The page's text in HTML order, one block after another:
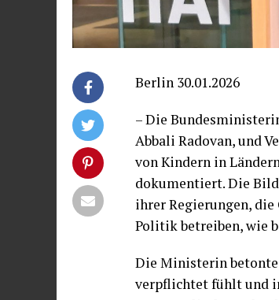
Berlin 30.01.2026
– Die
Abbali Radovan, und
von Kindern in
dokumentiert. Die
ihrer Regierungen, die
Politik betreiben, wie
Die Ministerin
verpflichtet fühlt und